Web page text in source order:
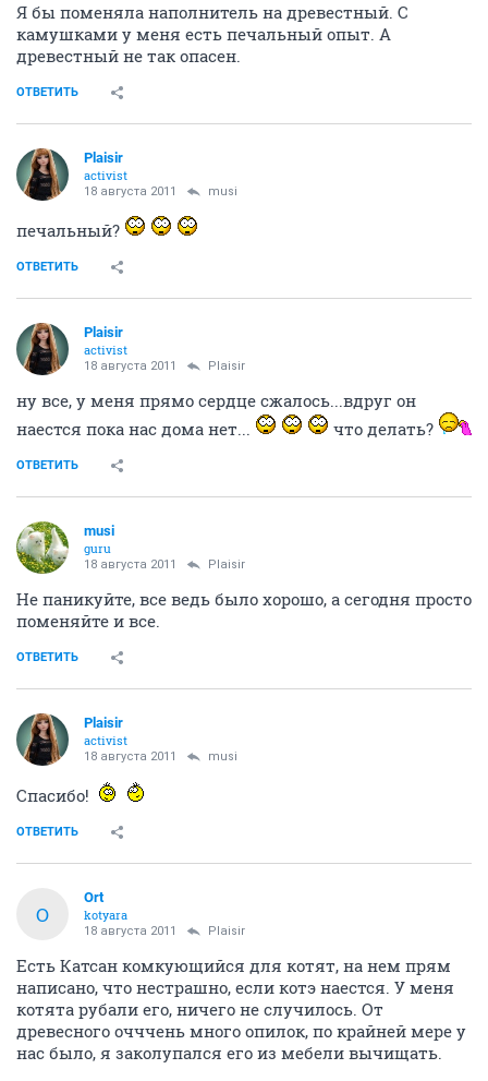
Я бы поменяла наполнитель на древестный. С
камушками у меня есть печальный опыт. А
древестный не так опасен.
ОТВЕТИТЬ
Plaisir
activist
18 августа 2011 musi
печальный?
ОТВЕТИТЬ
Plaisir
activist
18 августа 2011 Plaisir
ну все, у меня прямо сердце сжалось...вдруг он
наестся пока нас дома нет...
что делать?
ОТВЕТИТЬ
musi
guru
18 августа 2011 Plaisir
Не паникуйте, все ведь было хорошо, а сегодня просто
поменяйте и все.
ОТВЕТИТЬ
Plaisir
activist
18 августа 2011 musi
Спасибо!
ОТВЕТИТЬ
O
Ort
kotyara
18 августа 2011 Plaisir
Есть Катсан комкующийся для котят, на нем прям
написано, что нестрашно, если котэ наестся. У меня
котята рубали его, ничего не случилось. От
древесного очччень много опилок, по крайней мере у
нас было, я заколупался его из мебели вычищать.